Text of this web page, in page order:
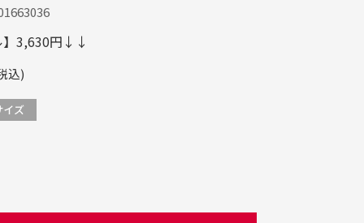
】3,630円↓↓
込)